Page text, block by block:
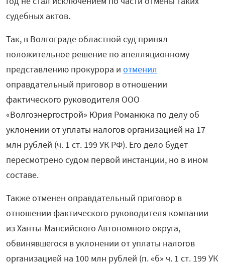
судебных актов.
Так, в Волгограде областной суд принял
положительное решение по апелляционному
представлению прокурора и отменил
оправдательный приговор в отношении
фактического руководителя ООО
«Волгоэнергострой» Юрия Романюка по делу об
уклонении от уплаты налогов организацией на 17
млн рублей (ч. 1 ст. 199 УК РФ). Его дело будет
пересмотрено судом первой инстанции, но в ином
составе.
Также отменен оправдательный приговор в
отношении фактического руководителя компании
из Ханты-Мансийского Автономного округа,
обвинявшегося в уклонении от уплаты налогов
организацией на 100 млн рублей (п. «б» ч. 1 ст. 199 УК